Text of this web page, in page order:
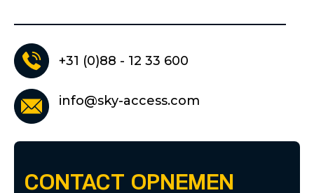
+31 (0)88 - 12 33 600
info@sky-access.com
CONTACT OPNEMEN